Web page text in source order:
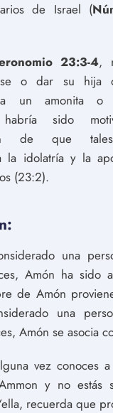
de Israel (
23:3-4,
o dar su hija
a un amonita o
habría sido
de que tales
la idolatría y la
(23:2).
una
Amón ha sido
de Amón
una
Amón se asocia
vez conoces
y no estás
recuerda que